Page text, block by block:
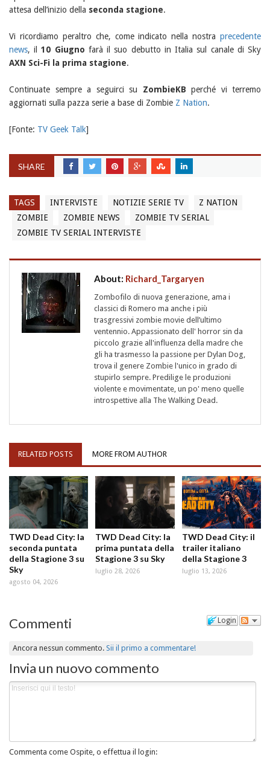
attesa dell’inizio della seconda stagione.
Vi ricordiamo peraltro che, come indicato nella nostra precedente
news, il10 Giugno farà il suo debutto in Italia sul canale di Sky
AXN Sci-Fi la prima stagione.
Continuate sempre a seguirci su ZombieKB perché vi terremo
aggiornati sulla pazza serie a base di Zombie Z Nation.
[Fonte: TV Geek Talk]
SHARE
TAGS INTERVISTE NOTIZIE SERIE TV
Z NATION
ZOMBIE
ZOMBIE NEWS
ZOMBIE TV SERIAL
ZOMBIE TV SERIAL INTERVISTE
About: Richard_Targaryen
Zombofilo di nuova generazione, ama i
classici di Romero ma anche i più
trasgressivi zombie movie dell’ultimo
ventennio. Appassionato dell' horror sin da
piccolo grazie all'influenza della madre che
gli ha trasmesso la passione per Dylan Dog,
trova il genere Zombie l'unico in grado di
stupirlo sempre. Predilige le produzioni
violente e movimentate, un po' meno quelle
introspettive alla The Walking Dead.
RELATED POSTS MORE FROM AUTHOR
TWD Dead City: la
seconda puntata
della Stagione 3 su
Sky
agosto 04, 2026
TWD Dead City: la
prima puntata della
Stagione 3 su Sky
luglio 28, 2026
TWD Dead City: il
trailer italiano
della Stagione 3
luglio 13, 2026
Login
Commenti
Ancora nessun commento.Sii il primo a commentare!
Invia un nuovo commento
Commenta come Ospite, o effettua il login: